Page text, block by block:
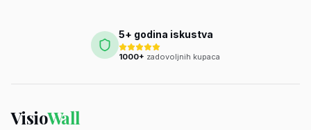
5+ godina iskustva
1000+ zadovoljnih kupaca
VisioWall